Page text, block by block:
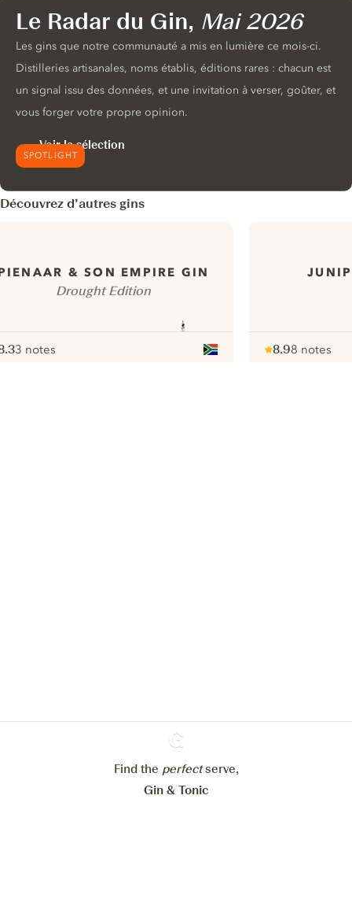
SPOTLIGHT
Le Radar du Gin, Mai 2026
Les gins que notre communauté a mis en lumière ce mois-ci.
Distilleries artisanales, noms établis, éditions rares : chacun est
un signal issu des données, et une invitation à verser, goûter, et
vous forger votre propre opinion.
Voir la sélection
Découvrez d’autres gins
& SON EMPIRE GIN
Drought Edition
3 notes
8.98 notes
Ginventory
Find the perfectserve,
Gin & Tonic